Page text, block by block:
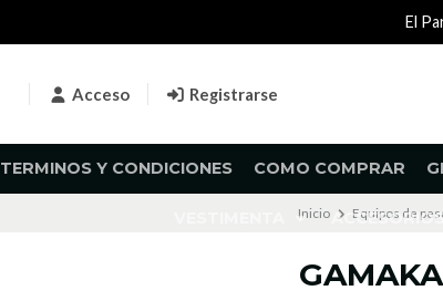
Acceso Registrarse
TERMINOS Y CONDICIONES COMO COMPRAR
El
Inicio Equipos de